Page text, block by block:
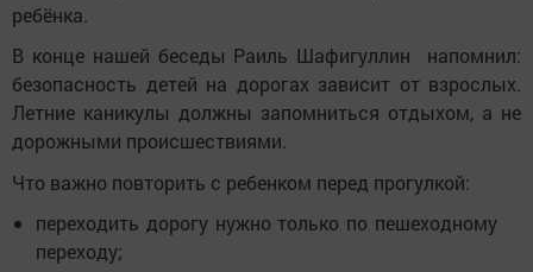
ребёнка.
В конце нашей беседы Раиль Шафигуллин напомнил:
безопасность детей на дорогах зависит от взрослых.
Летние каникулы должны запомниться отдыхом, а не
дорожными происшествиями.
Что важно повторить с ребенком перед прогулкой:
переходить дорогу нужно только по пешеходному
переходу;